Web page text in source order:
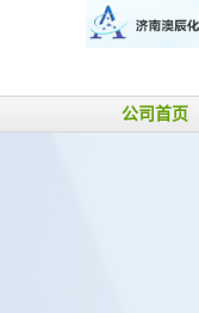
公司首页